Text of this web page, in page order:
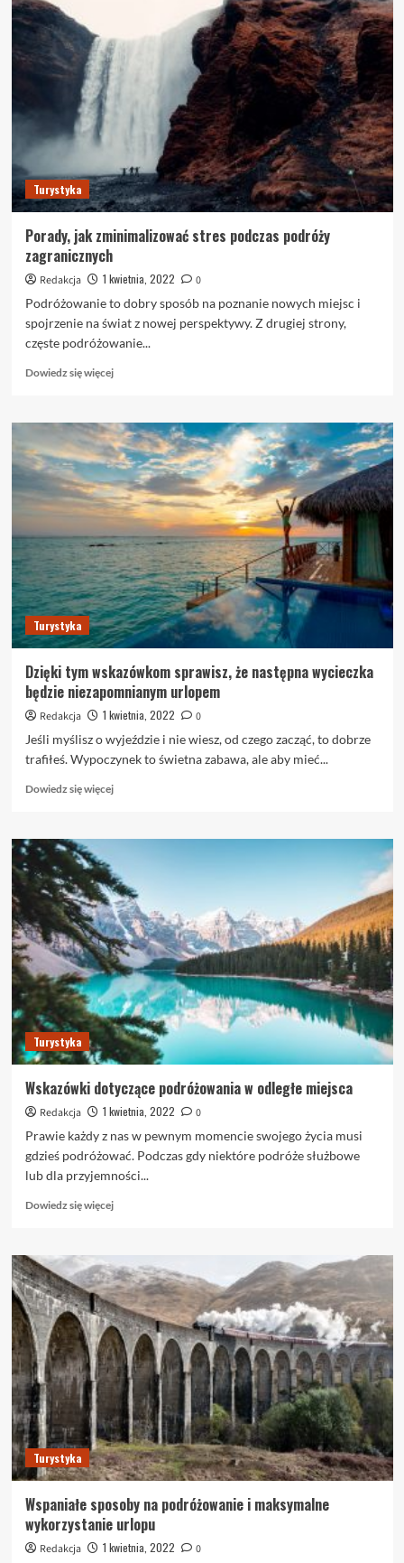
najlepiej
wykorzystać
Turystyka
Porady, jak zminimalizować stres podczas podróży
zagranicznych
Redakcja 1 kwietnia, 2022
0
Podróżowanie to dobry sposób na poznanie nowych miejsc i
spojrzenie na świat z nowej perspektywy. Z drugiej strony,
częste podróżowanie...
Dowiedz się więcejDowiedz
o
Porady,
jak
zminimalizować
stres
podczas
podróży
zagranicznych
Turystyka
Dzięki tym wskazówkom sprawisz, że następna wycieczka
będzie niezapomnianym urlopem
Redakcja 1 kwietnia, 2022
0
Jeśli myślisz o wyjeździe i nie wiesz, od czego zacząć, to dobrze
trafiłeś. Wypoczynek to świetna zabawa, ale aby mieć...
Dowiedz się więcejDowiedz
o
tym
wskazówkom
sprawisz,
że
następna
wycieczka
będzie
niezapomnianym
urlopem
Turystyka
Wskazówki dotyczące podróżowania w odległe miejsca
Redakcja 1 kwietnia, 2022
0
Prawie każdy z nas w pewnym momencie swojego życia musi
gdzieś podróżować. Podczas gdy niektóre podróże służbowe
lub dla przyjemności...
Dowiedz się więcejDowiedz
Wskazówki
dotyczące
podróżowania
w
odległe
miejsca
Turystyka
Wspaniałe sposoby na podróżowanie i maksymalne
wykorzystanie urlopu
Redakcja 1 kwietnia, 2022
0